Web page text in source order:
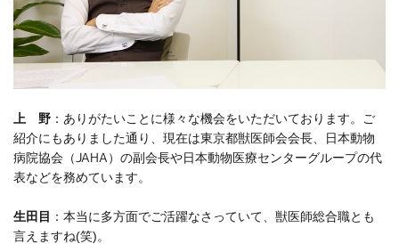
上 野 ：ありがたいことに様々な機会をいただいております。ご
紹介にもありました通り、現在は東京都獣医師会会長、日本動物
病院協会（JAHA）の副会長や日本動物医療センターグループの代
表などを務めています。
生田目 ：本当に多方面でご活躍なさっていて、獣医師総合職とも
言えますね(笑)。